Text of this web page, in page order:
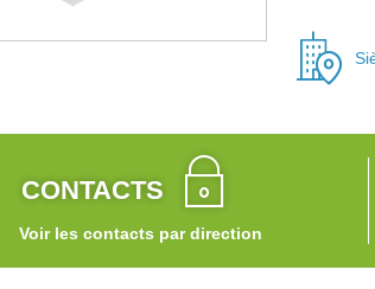
CONTACTS
Voir les contacts par direction